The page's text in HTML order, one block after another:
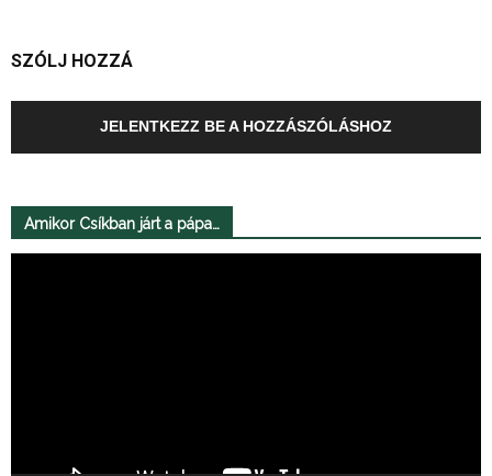
SZÓLJ HOZZÁ
JELENTKEZZ BE A HOZZÁSZÓLÁSHOZ
Amikor Csíkban járt a pápa…